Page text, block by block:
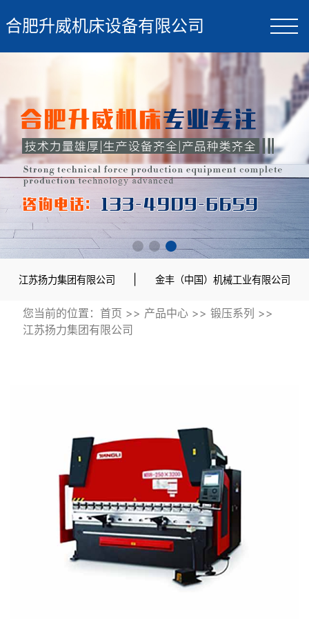
合肥升威机床设备有限公司
江苏扬力集团有限公司 金丰（中国）机械工业有限公司
您当前的位置： 首页 >> 产品中心>> 锻压系列 >>
江苏扬力集团有限公司